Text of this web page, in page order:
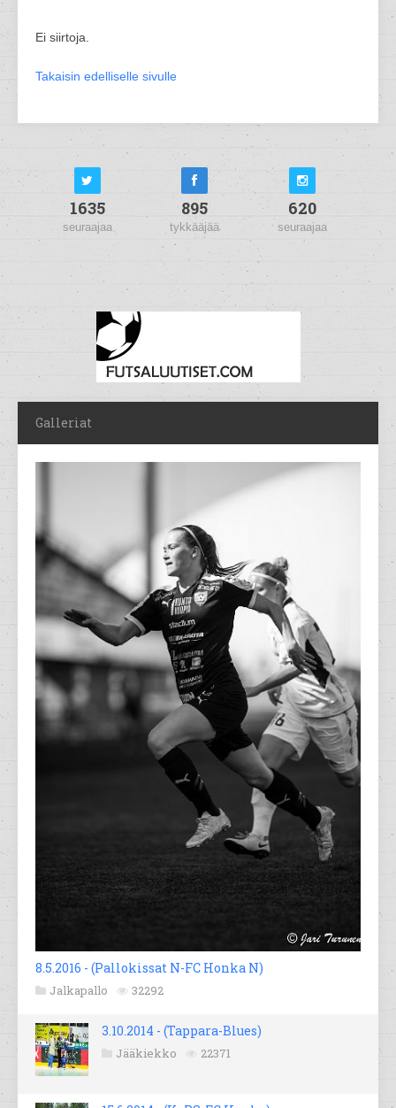
Ei siirtoja.
Takaisin edelliselle sivulle
1635
seuraajaa
895
tykkääjää
620
seuraajaa
Galleriat
8.5.2016 - (Pallokissat N-FC Honka N)
Jalkapallo 32292
3.10.2014 - (Tappara-Blues)
Jääkiekko 22371